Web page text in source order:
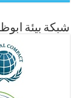
شبكة بيئة